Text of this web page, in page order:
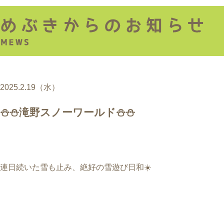
2025.2.19（水）
⛄⛄滝野スノーワールド⛄⛄
連日続いた雪も止み、絶好の雪遊び日和☀️